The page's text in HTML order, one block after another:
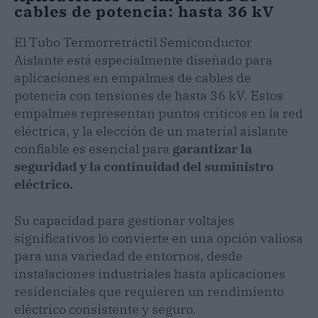
cables de potencia: hasta 36 kV
El Tubo Termorretráctil Semiconductor
Aislante está especialmente diseñado para
aplicaciones en empalmes de cables de
potencia con tensiones de hasta 36 kV. Estos
empalmes representan puntos críticos en la red
eléctrica, y la elección de un material aislante
confiable es esencial para garantizar la
seguridad y la continuidad del suministro
eléctrico.
Su capacidad para gestionar voltajes
significativos lo convierte en una opción valiosa
para una variedad de entornos, desde
instalaciones industriales hasta aplicaciones
residenciales que requieren un rendimiento
eléctrico consistente y seguro.